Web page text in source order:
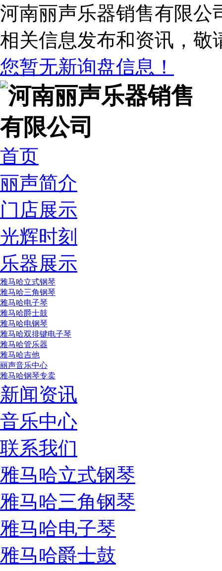
河南丽声乐器销售有限公
相关信息发布和资讯，敬
您暂无新询盘信息！
首页
丽声简介
门店展示
光辉时刻
乐器展示
雅马哈立式钢琴
雅马哈三角钢琴
雅马哈电子琴
雅马哈爵士鼓
雅马哈电钢琴
雅马哈双排键电子琴
雅马哈管乐器
雅马哈吉他
丽声音乐中心
雅马哈钢琴专卖
新闻资讯
音乐中心
联系我们
雅马哈立式钢琴
雅马哈三角钢琴
雅马哈电子琴
雅马哈爵士鼓